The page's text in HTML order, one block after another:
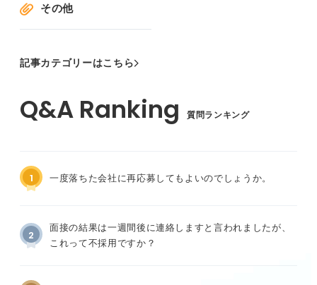
その他
記事カテゴリーはこちら
質問ランキング
1 一度落ちた会社に再応募してもよいのでしょうか。
2
面接の結果は一週間後に連絡しますと言われましたが、
これって不採用ですか？